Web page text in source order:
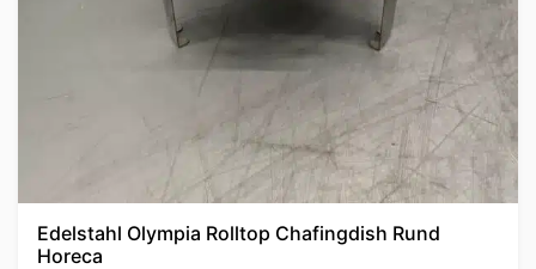
Edelstahl Olympia Rolltop Chafingdish Rund
Horeca